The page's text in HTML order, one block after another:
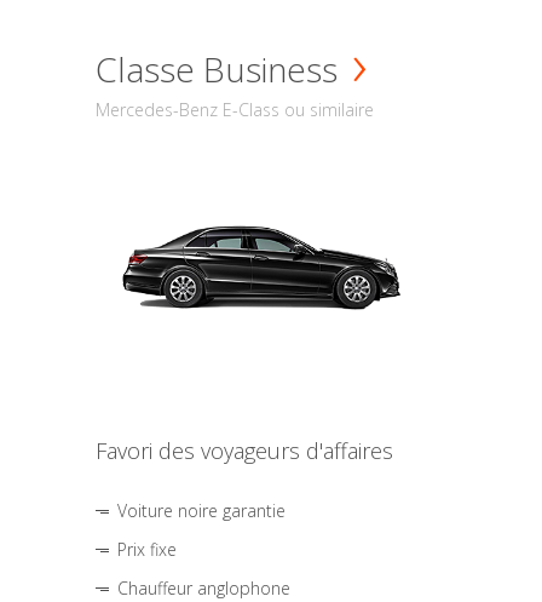
Classe Business
Mercedes-Benz E-Class ou similaire
Favori des voyageurs d'affaires
Voiture noire garantie
Prix fixe
Chauffeur anglophone